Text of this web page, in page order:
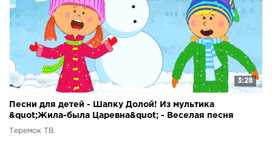
3:28
Песни для детей - Шапку Долой! Из мультика
&quot;Жила-была Царевна&quot; - Веселая песня
мультик про зиму
Теремок ТВ